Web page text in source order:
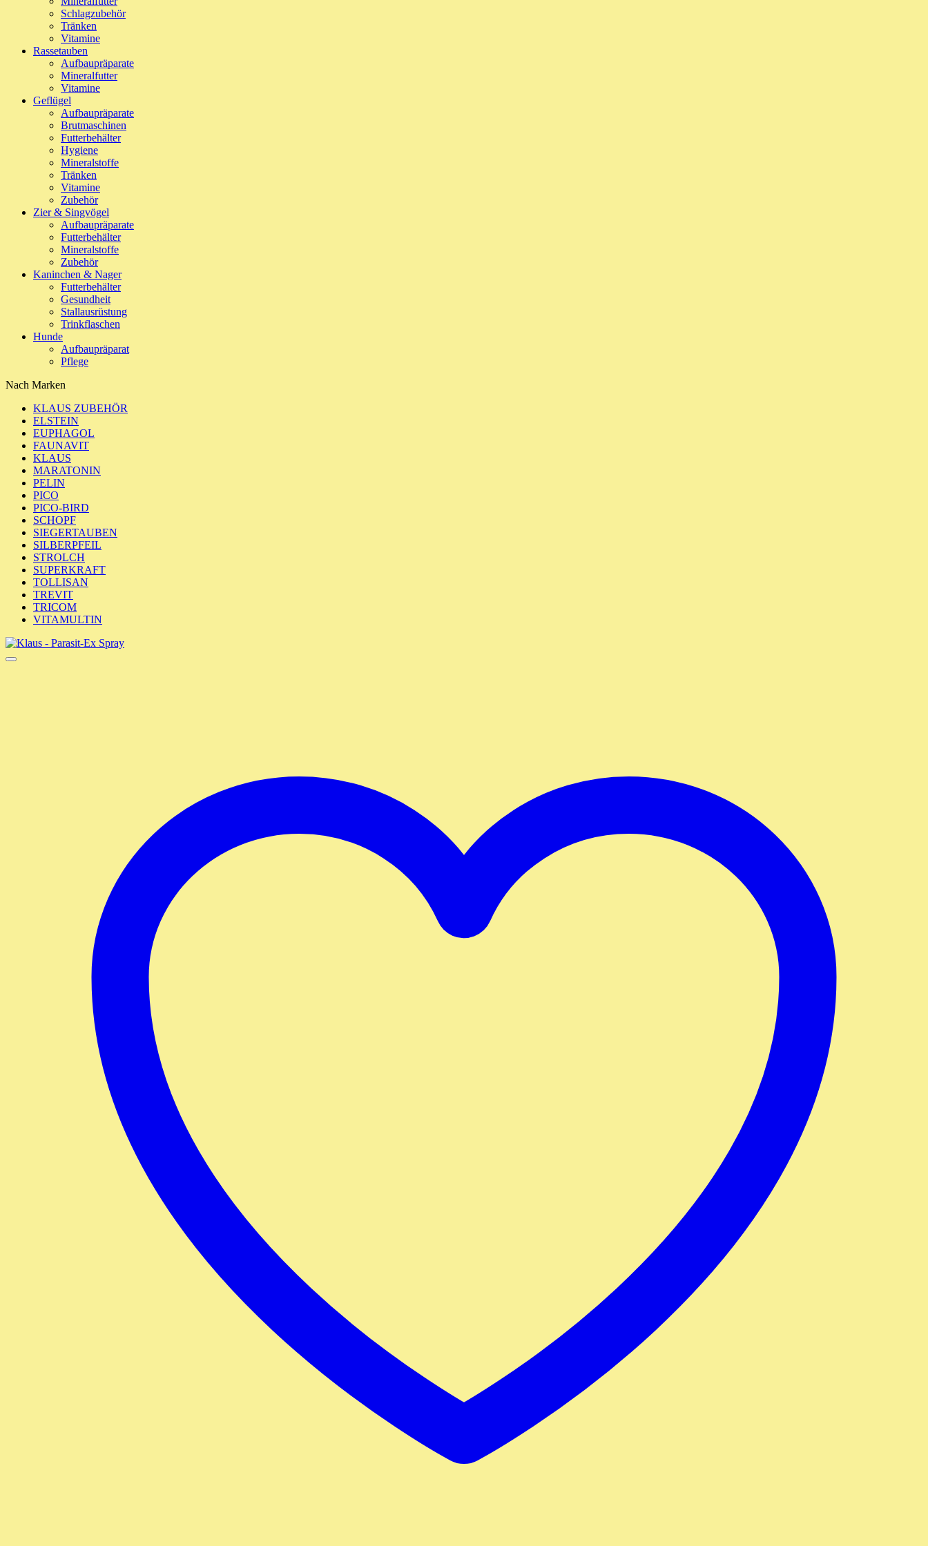
Schlagzubehör
Tränken
Vitamine
Rassetauben
Aufbaupräparate
Mineralfutter
Vitamine
Geflügel
Aufbaupräparate
Brutmaschinen
Futterbehälter
Hygiene
Mineralstoffe
Tränken
Vitamine
Zubehör
Zier & Singvögel
Aufbaupräparate
Futterbehälter
Mineralstoffe
Zubehör
Kaninchen & Nager
Futterbehälter
Gesundheit
Stallausrüstung
Trinkflaschen
Hunde
Aufbaupräparat
Pflege
Nach Marken
KLAUS ZUBEHÖR
ELSTEIN
EUPHAGOL
FAUNAVIT
KLAUS
MARATONIN
PELIN
PICO
PICO-BIRD
SCHOPF
SIEGERTAUBEN
SILBERPFEIL
STROLCH
SUPERKRAFT
TOLLISAN
TREVIT
TRICOM
VITAMULTIN